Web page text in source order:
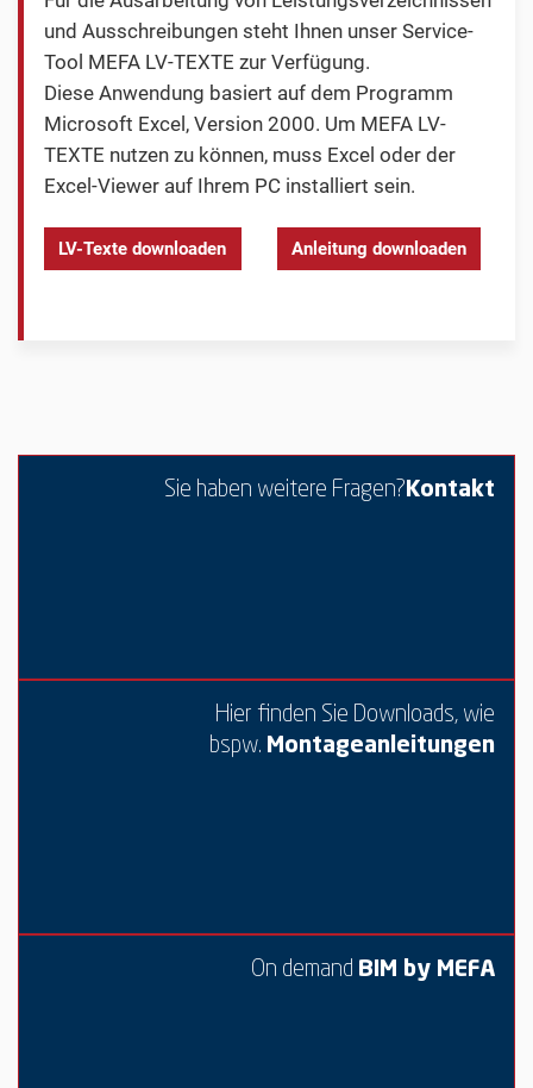
und Ausschreibungen steht Ihnen unser Service-
Tool MEFA LV-TEXTE zur Verfügung.
Diese Anwendung basiert auf dem Programm
Microsoft Excel, Version 2000. Um MEFA LV-
TEXTE nutzen zu können, muss Excel oder der
Excel-Viewer auf Ihrem PC installiert sein.
LV-Texte downloaden Anleitung downloaden
Sie haben weitere Fragen?Kontakt
Hier finden Sie Downloads, wie
bspw. Montageanleitungen
On demand BIM by MEFA